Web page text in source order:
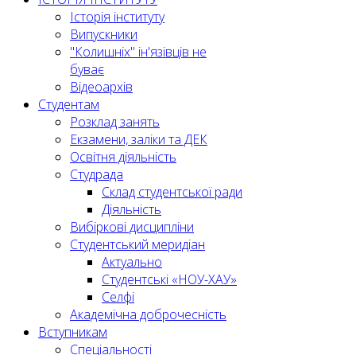
Історія інституту
Випускники
"Колишніх" ін'язівців не
буває
Відеоархів
Студентам
Розклад занять
Екзамени, заліки та ДЕК
Освітня діяльність
Студрада
Склад студентської ради
Діяльність
Вибіркові дисципліни
Студентський меридіан
Актуально
Студентські «НОУ-ХАУ»
Селфі
Академічна доброчесність
Вступникам
Спеціальності